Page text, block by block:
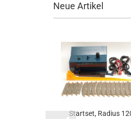
Neue Artikel
Startset, Radius